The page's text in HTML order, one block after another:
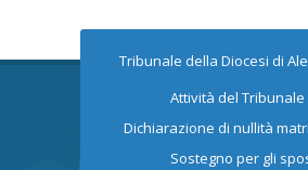
Tribunale della Diocesi di
Attività del Tribunale
Dichiarazione di nullità
Sostegno per gli